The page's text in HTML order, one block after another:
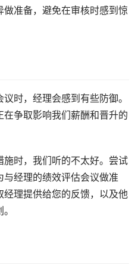
准备，避免在审核时感到惊
时，经理会感到有些防御。
争取影响我们薪酬和晋升的
时，我们听的不太好。尝试
经理的绩效评估会议做准
理提供给您的反馈，以及他